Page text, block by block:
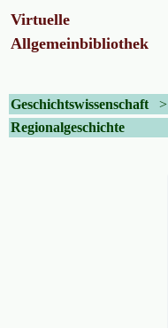
Virtuelle
Allgemeinbibliothek
Geschichtswissenschaft >
Regionalgeschichte